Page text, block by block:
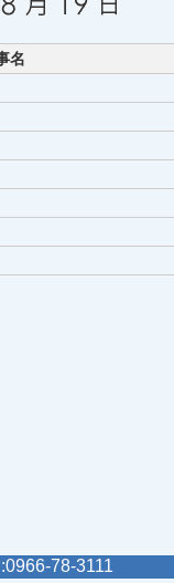
名
78-3111